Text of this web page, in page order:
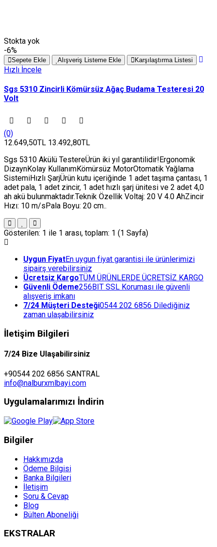
Stokta yok
-6%
Sepete Ekle Alışveriş Listeme Ekle Karşılaştırma Listesi
Hızlı İncele
Sgs 5310 Zincirli Kömürsüz Ağaç Budama Testeresi 20
Volt
(0)
12.649,50TL 13.492,80TL
Sgs 5310 Akülü TestereÜrün iki yıl garantilidir!Ergonomik
DizaynKolay KullanımKömürsüz MotorOtomatik Yağlama
SistemiHızlı ŞarjÜrün kutu içeriğinde 1 adet taşıma çantası, 1
adet pala, 1 adet zincir, 1 adet hızlı şarj ünitesi ve 2 adet 4,0
ah akü bulunmaktadır.Teknik Özellik Voltaj: 20 V 4.0 AhZincir
Hızı: 10 m/sPala Boyu: 20 cm..
Gösterilen: 1 ile 1 arası, toplam: 1 (1 Sayfa)
Uygun FiyatEn uygun fiyat garantisi ile ürünlerimizi
sipairş verebilirsiniz
Ücretsiz KargoTÜM ÜRÜNLERDE ÜCRETSİZ KARGO
Güvenli Ödeme256BIT SSL Koruması ile güvenli
alışveriş imkanı
7/24 Müşteri Desteği0544 202 6856 Dilediğiniz
zaman ulaşabilirsiniz
İletişim Bilgileri
7/24 Bize Ulaşabilirsiniz
+90544 202 6856 SANTRAL
info@nalburxmlbayi.com
Uygulamalarımızı İndirin
Bilgiler
Hakkımızda
Ödeme Bilgisi
Banka Bilgileri
İletişim
Soru & Cevap
Blog
Bülten Aboneliği
EKSTRALAR